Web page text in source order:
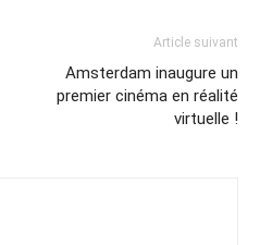
Article suivant
Amsterdam inaugure un
premier cinéma en réalité
virtuelle !